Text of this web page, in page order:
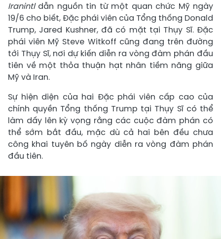
Iranintl dẫn nguồn tin từ một quan chức Mỹ ngày
19/6 cho biết, Đặc phái viên của Tổng thống Donald
Trump, Jared Kushner, đã có mặt tại Thụy Sĩ. Đặc
phái viên Mỹ Steve Witkoff cũng đang trên đường
tới Thụy Sĩ, nơi dự kiến ​​diễn ra vòng đàm phán đầu
tiên về một thỏa thuận hạt nhân tiềm năng giữa
Mỹ và Iran.
Sự hiện diện của hai Đặc phái viên cấp cao của
chính quyền Tổng thống Trump tại Thụy Sĩ có thể
làm dấy lên kỳ vọng rằng các cuộc đàm phán có
thể sớm bắt đầu, mặc dù cả hai bên đều chưa
công khai tuyên bố ngày diễn ra vòng đàm phán
đầu tiên.